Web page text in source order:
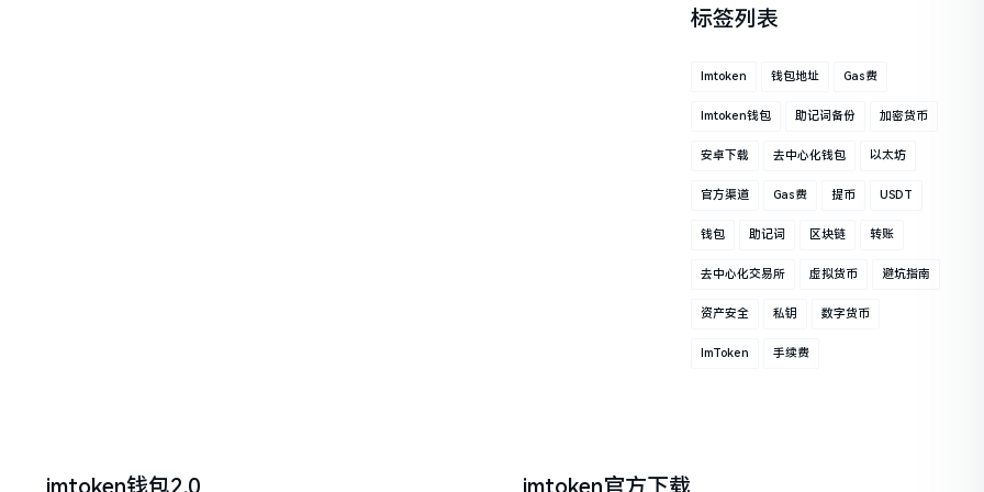
标签列表
Imtoken 钱包地址 Gas费
Imtoken钱包 助记词备份 加密货币
安卓下载 去中心化钱包 以太坊
官方渠道 Gas费 提币 USDT
钱包 助记词 区块链 转账
去中心化交易所 虚拟货币 避坑指南
资产安全 私钥 数字货币
ImToken 手续费